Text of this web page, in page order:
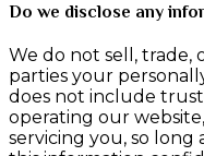
Do we disclose any
We do not sell, trade,
parties your
does not include
operating our
servicing you, so long